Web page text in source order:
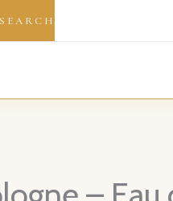
SEARCH